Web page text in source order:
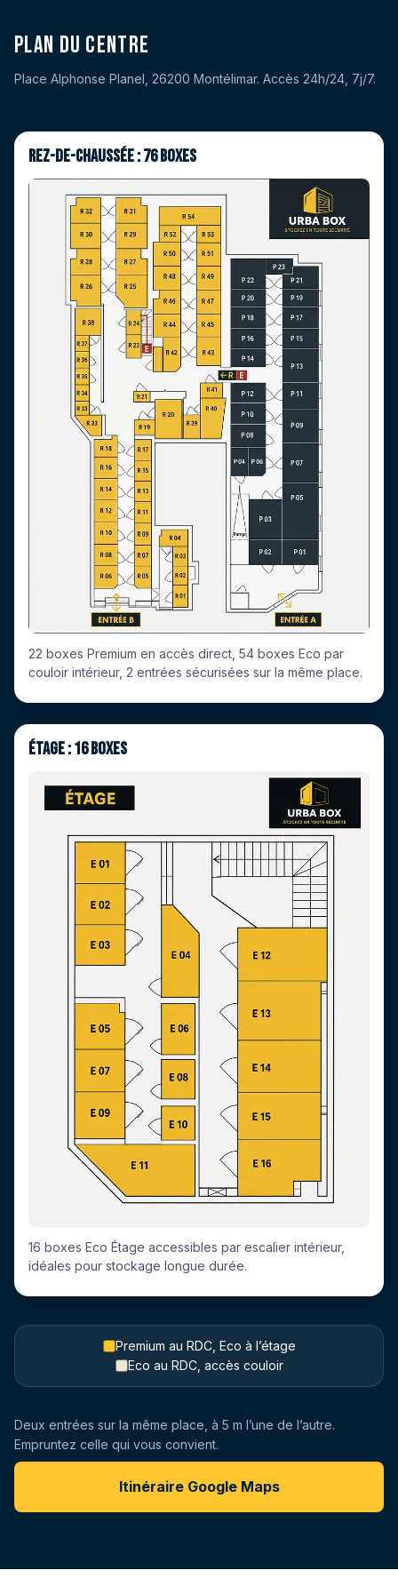
Plan du centre
Place Alphonse Planel, 26200 Montélimar. Accès 24h/24, 7j/7.
Rez-de-chaussée : 76 boxes
22 boxes Premium en accès direct, 54 boxes Eco par
couloir intérieur, 2 entrées sécurisées sur la même place.
Étage : 16 boxes
16 boxes Eco Étage accessibles par escalier intérieur,
idéales pour stockage longue durée.
Premium au RDC, Eco à l’étage
Eco au RDC, accès couloir
Deux entrées sur la même place, à 5 m l’une de l’autre.
Empruntez celle qui vous convient.
Itinéraire Google Maps